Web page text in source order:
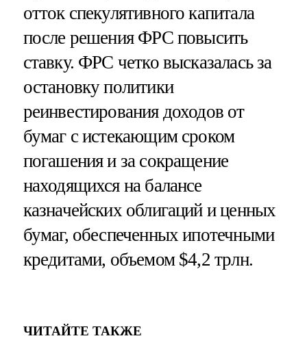
отток спекулятивного капитала
после решения ФРС повысить
ставку. ФРС четко высказалась за
остановку политики
реинвестирования доходов от
бумаг с истекающим сроком
погашения и за сокращение
находящихся на балансе
казначейских облигаций и ценных
бумаг, обеспеченных ипотечными
кредитами, объемом $4,2 трлн.
ЧИТАЙТЕ ТАКЖЕ